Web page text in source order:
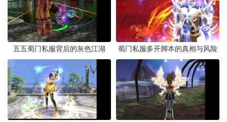
五五蜀门私服背后的灰色江湖 蜀门私服多开脚本的真相与风险